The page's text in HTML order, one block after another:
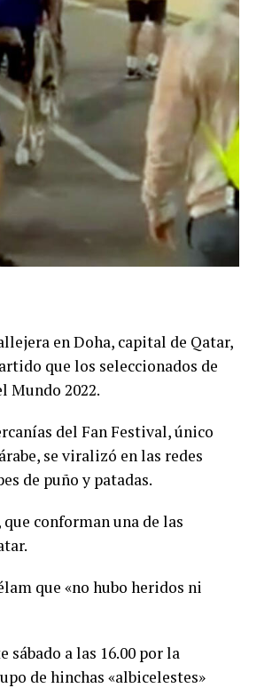
en Doha, capital de Qatar,
que los seleccionados de
Mundo 2022.
del Fan Festival, único
se viralizó en las redes
de puño y patadas.
conforman una de las
que «no hubo heridos ni
a las 16.00 por la
de hinchas «albicelestes»